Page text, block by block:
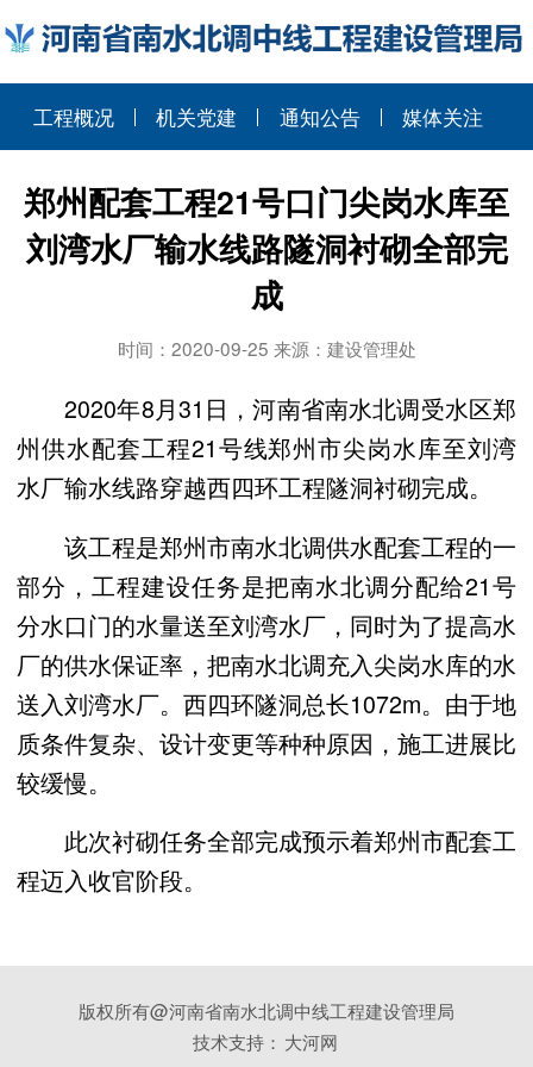
工程概况 机关党建 通知公告 媒体关注
郑州配套工程21号口门尖岗水库至
刘湾水厂输水线路隧洞衬砌全部完
成
时间：2020-09-25 来源：建设管理处
2020年8月31日，河南省南水北调受水区郑
州供水配套工程21号线郑州市尖岗水库至刘湾
水厂输水线路穿越西四环工程隧洞衬砌完成。
该工程是郑州市南水北调供水配套工程的一
部分，工程建设任务是把南水北调分配给21号
分水口门的水量送至刘湾水厂，同时为了提高水
厂的供水保证率，把南水北调充入尖岗水库的水
送入刘湾水厂。西四环隧洞总长1072m。由于地
质条件复杂、设计变更等种种原因，施工进展比
较缓慢。
此次衬砌任务全部完成预示着郑州市配套工
程迈入收官阶段。
版权所有@河南省南水北调中线工程建设管理局
技术支持： 大河网